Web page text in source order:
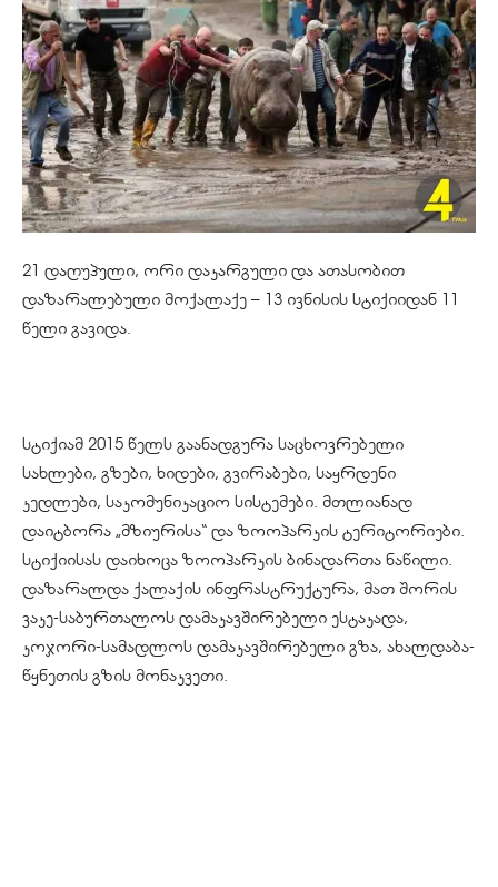
21 დაღუპული, ორი დაკარგული და ათასობით
დაზარალებული მოქალაქე – 13 ივნისის სტიქიიდან 11
წელი გავიდა.
სტიქიამ 2015 წელს გაანადგურა ​საცხოვრებელი
სახლები, გზები, ხიდები, გვირაბები, საყრდენი
კედლები, საკომუნიკაციო სისტემები. მთლიანად
დაიტბორა „მზიურისა“ და ზოოპარკის ტერიტორიები.
სტიქიისას დაიხოცა ზოოპარკის ბინადართა ნაწილი.
დაზარალდა ქალაქის ინფრასტრუქტურა, მათ შორის
ვაკე-საბურთალოს დამაკავშირებელი ესტაკადა,
კოჯორი-სამადლოს დამაკავშირებელი გზა, ახალდაბა-
წყნეთის გზის მონაკვეთი.